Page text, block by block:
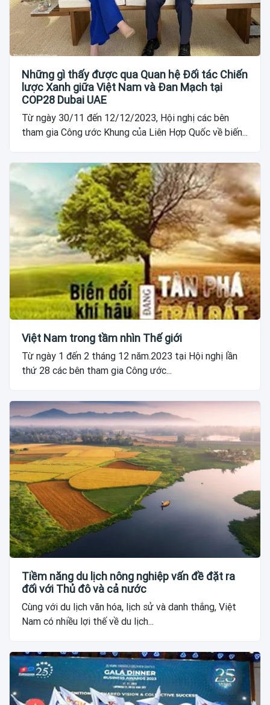
Những gì thấy được qua Quan hệ Đối tác Chiến
lược Xanh giữa Việt Nam và Đan Mạch tại
COP28 Dubai UAE
Từ ngày 30/11 đến 12/12/2023, Hội nghị các bên
tham gia Công ước Khung của Liên Hợp Quốc về biến...
Việt Nam trong tầm nhìn Thế giới
Từ ngày 1 đến 2 tháng 12 năm.2023 tại Hội nghị lần
thứ 28 các bên tham gia Công ước...
Tiềm năng du lịch nông nghiệp vấn đề đặt ra
đối với Thủ đô và cả nước
Cùng với du lịch văn hóa, lịch sử và danh thắng, Việt
Nam có nhiều lợi thế về du lịch...